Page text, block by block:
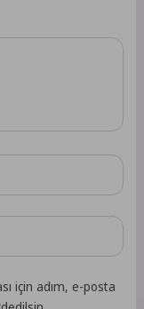
için adım, e-posta